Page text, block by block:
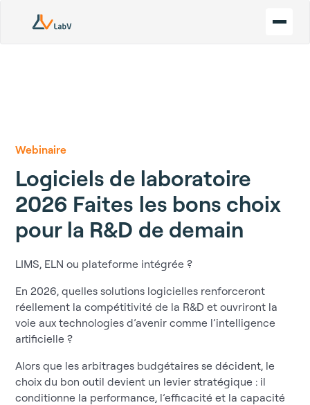
Webinaire
Logiciels de laboratoire
2026 Faites les bons choix
pour la R&D de demain
LIMS, ELN ou plateforme intégrée ?
En 2026, quelles solutions logicielles renforceront
réellement la compétitivité de la R&D et ouvriront la
voie aux technologies d’avenir comme l’intelligence
artificielle ?
Alors que les arbitrages budgétaires se décident, le
choix du bon outil devient un levier stratégique : il
conditionne la performance, l’efficacité et la capacité